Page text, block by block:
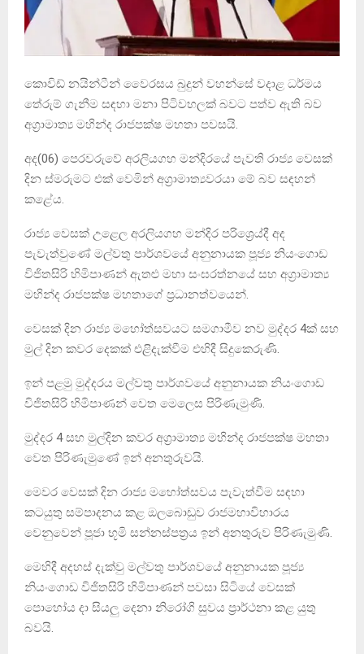
කොවිඩ් නයින්ටීන් වෛරසය බුදුන් වහන්සේ වදාළ ධර්මය
තේරුම් ගැනීම සඳහා මනා පිටිවහලක් බවට පත්ව ඇති බව
අග්‍රාමාත්‍ය මහින්ද රාජපක්ෂ මහතා පවසයි.
අද(06) පෙරවරුවේ අරලියගහ මන්දිරයේ පැවති රාජ්‍ය වෙසක්
දින ස්මරුමට එක් වෙමින් අග්‍රාමාත්‍යවරයා මේ බව සඳහන්
කළේය.
රාජ්‍ය වෙසක් උළෙල අරලියගහ මන්දිර පරිශ්‍රෙය්දී අද
පැවැත්වුණේ මල්වතු පාර්ශවයේ අනුනායක පූජ්‍ය නියංගොඩ
විජිතසිරි හිමිපාණන් ඇතළු මහා සංඝරත්නයේ සහ අග්‍රාමාත්‍ය
මහින්ද රාජපක්ෂ මහතාගේ ප්‍රධානත්වයෙන්.
වෙසක් දින රාජ්‍ය මහෝත්සවයට සමගාමීව නව මුද්දර 4ක් සහ
මුල් දින කවර දෙකක් එළිදැක්වීම එහිදී සිදුකෙරුණි.
ඉන් පළමු මුද්දරය මල්වතු පාර්ශවයේ අනුනායක නියංගොඩ
විජිතසිරි හිමිපාණන් වෙත මෙලෙස පිරිණැමුණි.
මුද්දර 4 සහ මුල්දින කවර අග්‍රාමාත්‍ය මහින්ද රාජපක්ෂ මහතා
වෙත පිරිණැමුණේ ඉන් අනතුරුවයි.
මෙවර වෙසක් දින රාජ්‍ය මහෝත්සවය පැවැත්වීම සඳහා
කටයුතු සම්පාදනය කළ ඔලබොඩුව රාජමහාවිහාරය
වෙනුවෙන් පූජා භූමි සන්නස්පත්‍රය ඉන් අනතුරුව පිරිණැමුණි.
මෙහිදී අදහස් දැක්වු මල්වතු පාර්ශවයේ අනුනායක පූජ්‍ය
නියංගොඩ විජිතසිරි හිමිපාණන් පවසා සිටියේ වෙසක්
පොහෝය දා සියලු දෙනා නිරෝගි සුවය ප්‍රාර්ථනා කළ යුතු
බවයි.